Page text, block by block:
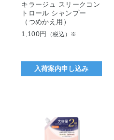
キラージュ スリークコン
トロール シャンプー
（つめかえ用）
1,100円
（税込）※
入荷案内申し込み